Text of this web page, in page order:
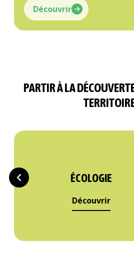
Découvrir
PARTIR À LA
ÉCOLOGIE
Découvrir